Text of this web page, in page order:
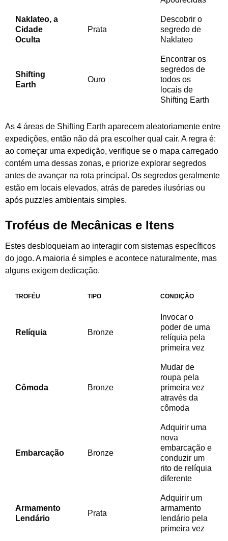
Naklateo, a
Cidade
Oculta
Prata
Descobrir o
segredo de
Naklateo
Shifting
Earth
Ouro
Encontrar os
segredos de
todos os
locais de
Shifting Earth
As 4 áreas de Shifting Earth aparecem aleatoriamente entre
expedições, então não dá pra escolher qual cair. A regra é:
ao começar uma expedição, verifique se o mapa carregado
contém uma dessas zonas, e priorize explorar segredos
antes de avançar na rota principal. Os segredos geralmente
estão em locais elevados, atrás de paredes ilusórias ou
após puzzles ambientais simples.
Troféus de Mecânicas e Itens
Estes desbloqueiam ao interagir com sistemas específicos
do jogo. A maioria é simples e acontece naturalmente, mas
alguns exigem dedicação.
TROFÉU TIPO CONDIÇÃO
Relíquia Bronze
Invocar o
poder de uma
relíquia pela
primeira vez
Cômoda Bronze
Mudar de
roupa pela
primeira vez
através da
cômoda
Embarcação Bronze
Adquirir uma
nova
embarcação e
conduzir um
rito de relíquia
diferente
Armamento
Lendário
Prata
Adquirir um
armamento
lendário pela
primeira vez